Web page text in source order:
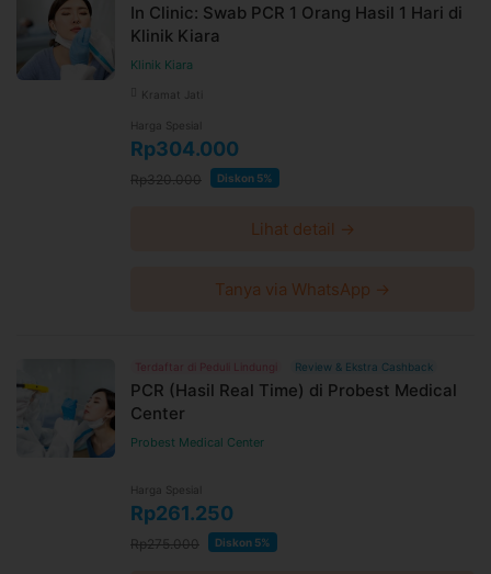
In Clinic: Swab PCR 1 Orang Hasil 1 Hari di
Klinik Kiara
Klinik Kiara
Kramat Jati
Harga Spesial
Rp304.000
Rp320.000 Diskon 5%
Lihat detail →
Tanya via WhatsApp →
Terdaftar di Peduli Lindungi Review & Ekstra Cashback
PCR (Hasil Real Time) di Probest Medical
Center
Probest Medical Center
Harga Spesial
Rp261.250
Rp275.000 Diskon 5%